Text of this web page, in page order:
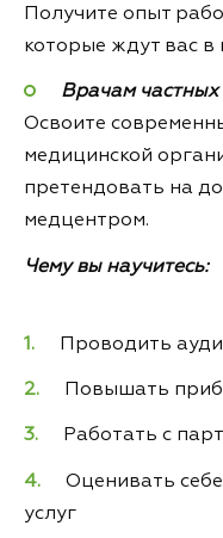
Получите опыт
которые ждут вас
Врачам частных
Освоите
медицинской
претендовать на
медцентром.
Чему вы научитесь:
Проводить
Повышать
Работать с
Оценивать
услуг